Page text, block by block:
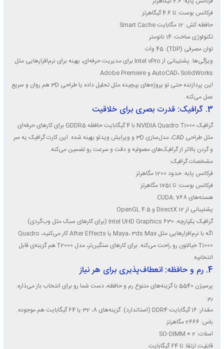
فرکانس بوست: تا 4.6 گیگاهرتز
حافظه کش: 12 مگابایت Smart Cache
تکنولوژی ساخت: 14 نانومتر
توان مصرفی (TDP): 45 وات
ویژگی‌ها: پشتیبانی از Intel vPro برای مدیریت حرفه‌ای، بهینه برای نرم‌افزارهایی مثل
AutoCAD، SolidWorks و Adobe Premiere
این پردازنده حتی تو پروژه‌های پیچیده مثل تحلیل داده یا طراحی 3D هم روان و سریع
عمل می‌کنه.
3. گرافیک: قدرت بصری برای خلاقیت
گرافیک NVIDIA Quadro T1000 با 4 گیگابایت حافظه GDDR5
برای کارهای حرفه‌ای
مثل طراحی CAD، مدل‌سازی 3D و ویرایش ویدئو بهینه شده. این کارت گرافیک یه سر
و گردن بالاتر از گرافیک‌های معمولیه و دقت و سرعت رو تضمین می‌کنه.
مشخصات گرافیک:
فرکانس پایه: حدود 1200 مگاهرتز
فرکانس بوست: تا 1751 مگاهرتز
هسته‌های CUDA: 768
پشتیبانی از DirectX 12 و OpenGL 4.5
گرافیک یکپارچه: Intel UHD Graphics 630 (برای کارهای سبک مثل وب‌گردی)
اگه با نرم‌افزارهایی مثل Maya، 3ds Max یا After Effects کار می‌کنید، Quadro
T1000 خیالتون رو راحت می‌کنه. برای کارهای سنگین‌تر، مدل T2000 هم گزینه‌ی قابل
انتخابیه.
4. رم و حافظه: انعطاف‌پذیری برای هر نیاز
پرسیژن 5540 با گزینه‌های متنوع رم و حافظه، دست شما رو برای انتخاب باز می‌ذاره:
رم:
مقدار: 16 گیگابایت DDR4 (استاندارد). گزینه‌های 8، 32 یا 64 گیگابایت هم موجوده.
باس: 2666 مگاهرتز
اسلات: 2 × SO-DIMM
قابلیت ارتقا: تا 64 گیگابایت